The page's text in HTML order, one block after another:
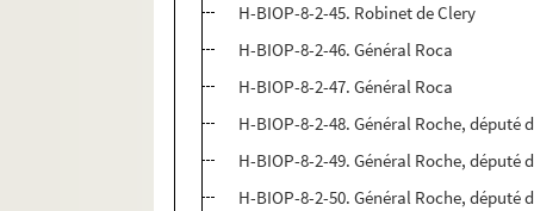
H-BIOP-8-2-45. Robinet de Clery
H-BIOP-8-2-46. Général Roca
H-BIOP-8-2-47. Général Roca
H-BIOP-8-2-48. Général Roche, député
H-BIOP-8-2-49. Général Roche, député
H-BIOP-8-2-50. Général Roche, député